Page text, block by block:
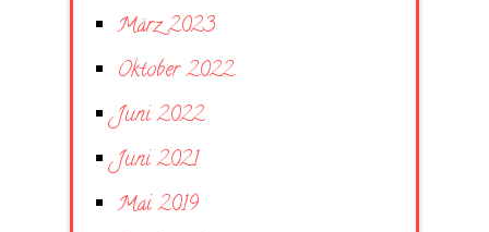
März 2023
Oktober 2022
Juni 2022
Juni 2021
Mai 2019